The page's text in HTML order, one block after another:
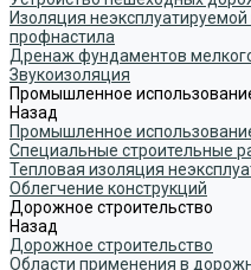
Изоляция
профнастила
Дренаж фундаментов
Звукоизоляция
Промышленное
Назад
Промышленное
Специальные строительные
Тепловая изоляция
Облегчение конструкций
Дорожное строительство
Назад
Дорожное строительство
Области применения в